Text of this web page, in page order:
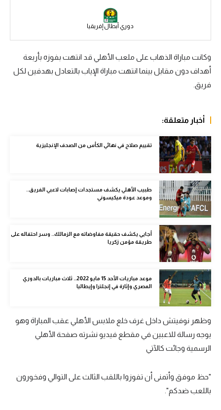
كرة سلة
كرة يد
الوطن العربي
في المونديال
رياضة نسائية
آسيا
أمريكا
ركن الألعاب
أقسام خاصة
Gamers
ميركاتو
تقرير في الجول
تحليل في الجول
حكايات في الجول
كويز في الجول
دوري أبطال إفريقيا
وكانت مباراة الذهاب على ملعب الأهلي قد انتهت بفوزه بأربعة
أهداف دون مقابل بينما انتهت مباراة الإياب بالتعادل بهدفين لكل
فريق.
أخبار متعلقة:
تقييم صلاح في نهائي الكأس من الصحف الإنجليزية
طبيب الأهلي يكشف مستجدات إصابات لاعبي الفريق..
وموعد عودة ميكيسوني
أجايي يكشف حقيقة مفاوضاته مع الزمالك.. وسر احتفاله على
طريقة مؤمن زكريا
موعد مباريات الأحد 15 مايو 2022.. ثلاث مباريات بالدوري
المصري وإثارة في إنجلترا وإيطاليا
وظهر نوفيتش داخل غرف خلع ملابس الأهلي عقب المباراة وهو
يوجه رسالة للاعبين في مقطع فيديو نشرته صفحة الأهلي
الرسمية وجائت كالآتي
"حظ موفق وأتمنى أن تفوزوا باللقب الثالث على التوالي وفخورون
باللعب ضدكم".